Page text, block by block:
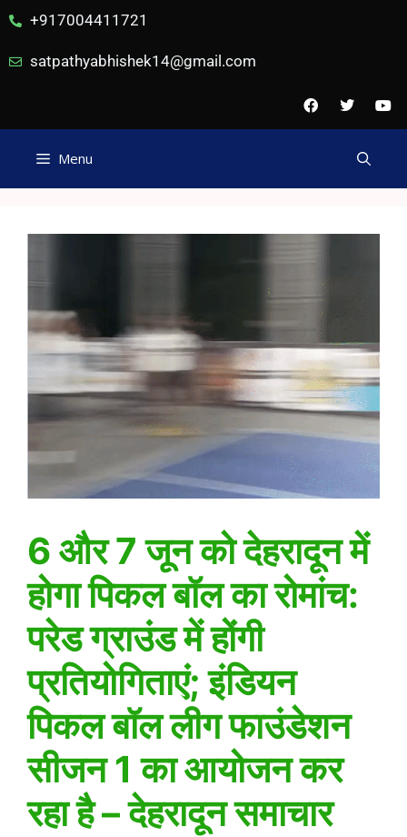
+917004411721
satpathyabhishek14@gmail.com
Menu
6 और 7 जून को देहरादून में
होगा पिकल बॉल का रोमांच:
परेड ग्राउंड में होंगी
प्रतियोगिताएं; इंडियन
पिकल बॉल लीग फाउंडेशन
सीजन 1 का आयोजन कर
रहा है – देहरादून समाचार